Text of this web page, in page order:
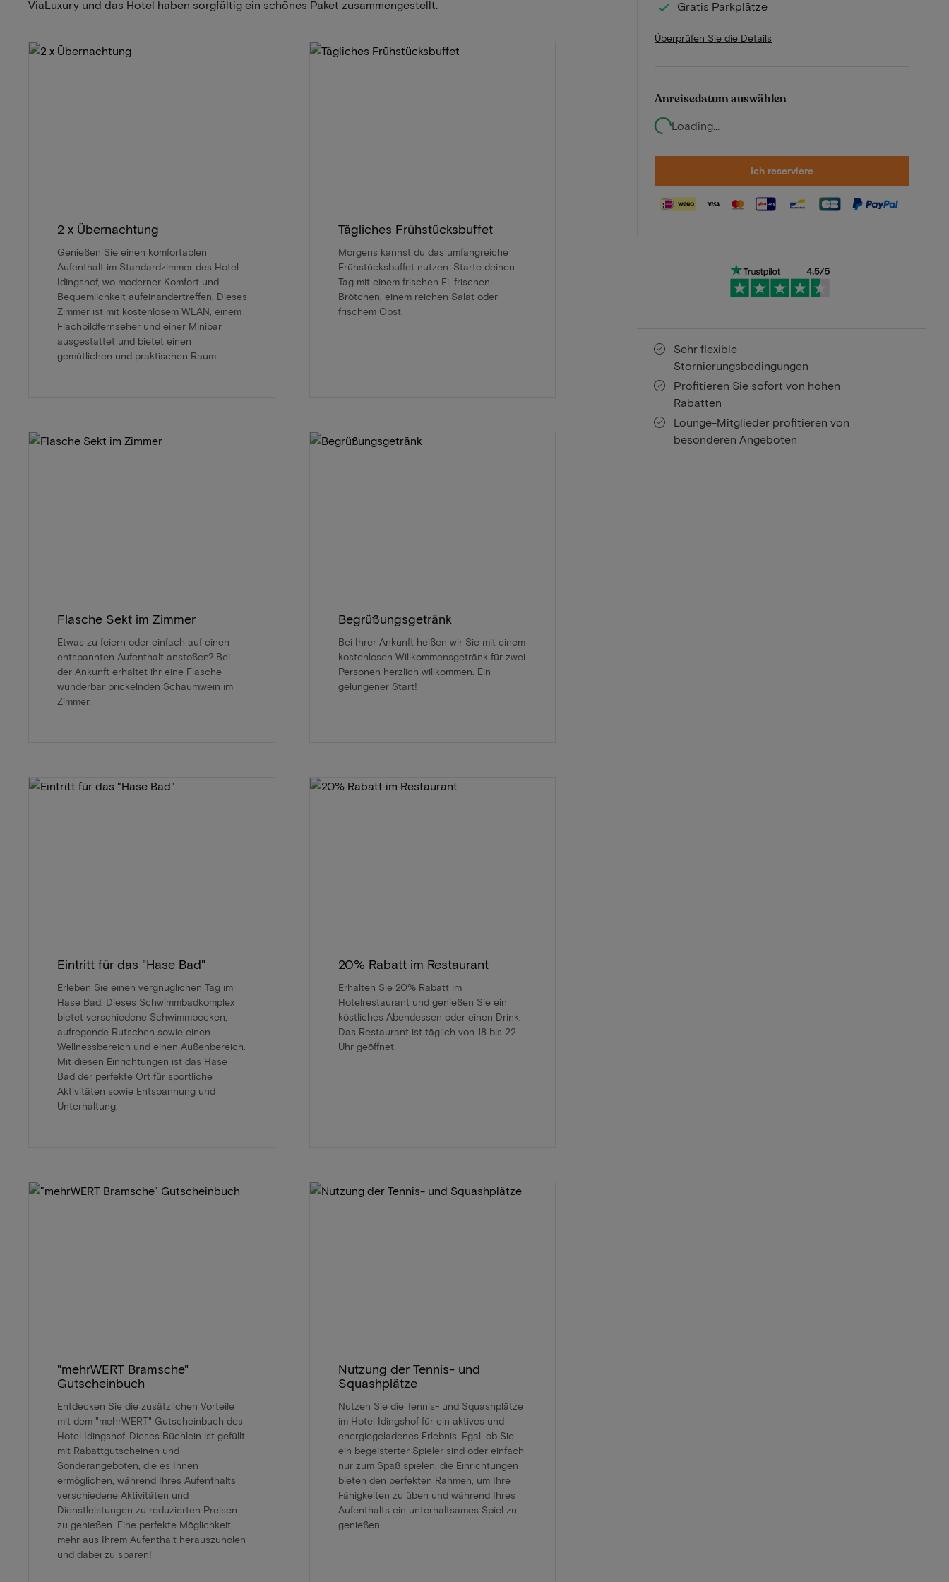
Gratis Parkplätze
Überprüfen Sie die Details
Anreisedatum auswählen
Loading...
Ich reserviere
Sehr flexible
Stornierungsbedingungen
Profitieren Sie sofort von hohen
Rabatten
Lounge-Mitglieder profitieren von
besonderen Angeboten
ViaLuxury und das Hotel haben sorgfältig ein schönes Paket zusammengestellt.
2 x Übernachtung
Genießen Sie einen komfortablen
Aufenthalt im Standardzimmer des Hotel
Idingshof, wo moderner Komfort und
Bequemlichkeit aufeinandertreffen. Dieses
Zimmer ist mit kostenlosem WLAN, einem
Flachbildfernseher und einer Minibar
ausgestattet und bietet einen
gemütlichen und praktischen Raum.
Tägliches Frühstücksbuffet
Morgens kannst du das umfangreiche
Frühstücksbuffet nutzen. Starte deinen
Tag mit einem frischen Ei, frischen
Brötchen, einem reichen Salat oder
frischem Obst.
Flasche Sekt im Zimmer
Etwas zu feiern oder einfach auf einen
entspannten Aufenthalt anstoßen? Bei
der Ankunft erhaltet ihr eine Flasche
wunderbar prickelnden Schaumwein im
Zimmer.
Begrüßungsgetränk
Bei Ihrer Ankunft heißen wir Sie mit einem
kostenlosen Willkommensgetränk für zwei
Personen herzlich willkommen. Ein
gelungener Start!
Eintritt für das "Hase Bad"
Erleben Sie einen vergnüglichen Tag im
Hase Bad. Dieses Schwimmbadkomplex
bietet verschiedene Schwimmbecken,
aufregende Rutschen sowie einen
Wellnessbereich und einen Außenbereich.
Mit diesen Einrichtungen ist das Hase
Bad der perfekte Ort für sportliche
Aktivitäten sowie Entspannung und
Unterhaltung.
20% Rabatt im Restaurant
Erhalten Sie 20% Rabatt im
Hotelrestaurant und genießen Sie ein
köstliches Abendessen oder einen Drink.
Das Restaurant ist täglich von 18 bis 22
Uhr geöffnet.
"mehrWERT Bramsche"
Gutscheinbuch
Entdecken Sie die zusätzlichen Vorteile
mit dem "mehrWERT" Gutscheinbuch des
Hotel Idingshof. Dieses Büchlein ist gefüllt
mit Rabattgutscheinen und
Sonderangeboten, die es Ihnen
ermöglichen, während Ihres Aufenthalts
verschiedene Aktivitäten und
Dienstleistungen zu reduzierten Preisen
zu genießen. Eine perfekte Möglichkeit,
mehr aus Ihrem Aufenthalt herauszuholen
und dabei zu sparen!
Nutzung der Tennis- und
Squashplätze
Nutzen Sie die Tennis- und Squashplätze
im Hotel Idingshof für ein aktives und
energiegeladenes Erlebnis. Egal, ob Sie
ein begeisterter Spieler sind oder einfach
nur zum Spaß spielen, die Einrichtungen
bieten den perfekten Rahmen, um Ihre
Fähigkeiten zu üben und während Ihres
Aufenthalts ein unterhaltsames Spiel zu
genießen.